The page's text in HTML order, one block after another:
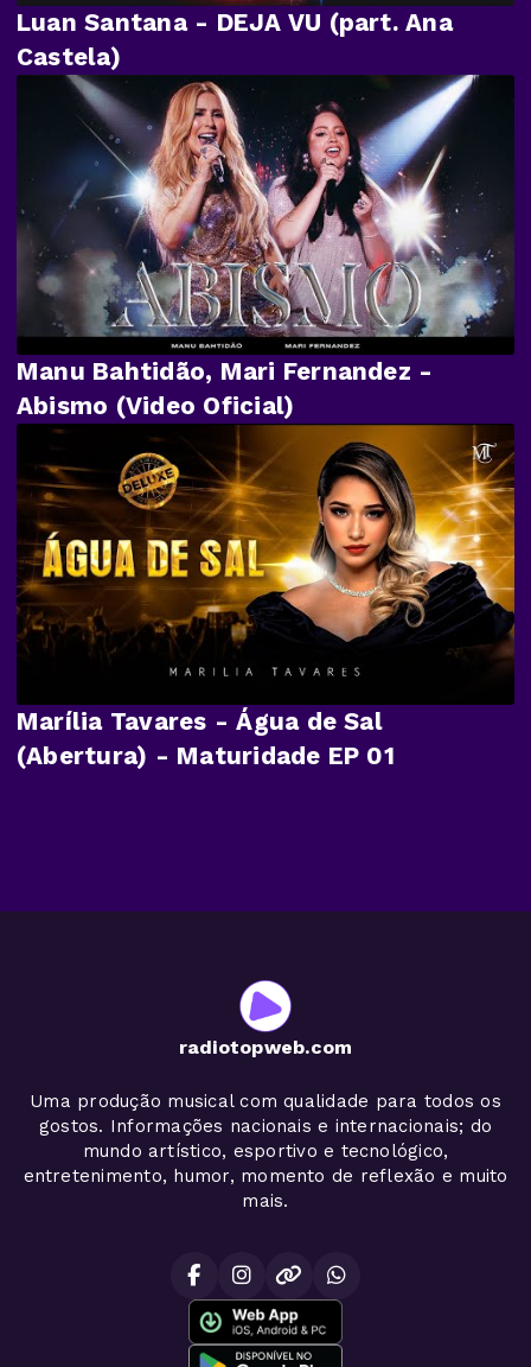
Luan Santana - DEJA VU (part. Ana
Castela)
Manu Bahtidão, Mari Fernandez -
Abismo (Video Oficial)
Marília Tavares - Água de Sal
(Abertura) - Maturidade EP 01
radiotopweb.com
Uma produção musical com qualidade para todos os
gostos. Informações nacionais e internacionais; do
mundo artístico, esportivo e tecnológico,
entretenimento, humor, momento de reflexão e muito
mais.